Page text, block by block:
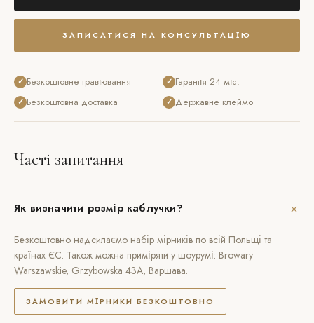
ЗАПИСАТИСЯ НА КОНСУЛЬТАЦІЮ
✓ Безкоштовне гравіювання
✓ Безкоштовна доставка
✓ Гарантія 24 міс.
✓ Державне клеймо
Часті запитання
Як визначити розмір каблучки? +
Безкоштовно надсилаємо набір мірників по всій Польщі та
країнах ЄС. Також можна приміряти у шоурумі: Browary
Warszawskie, Grzybowska 43A, Варшава.
ЗАМОВИТИ МІРНИКИ БЕЗКОШТОВНО